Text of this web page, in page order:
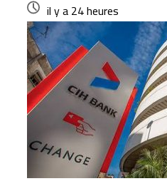
il y a 24 heures